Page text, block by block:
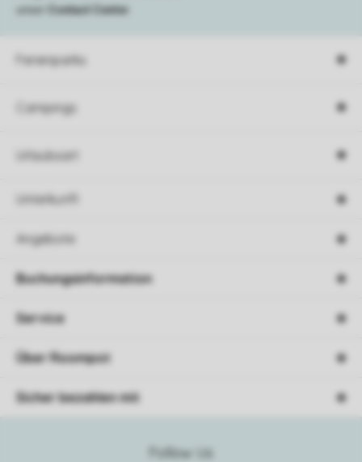
Ferienparks
Campings
Urlaubsart
Unterkunft
Angebote
unser
Contact Center
Follow Us
Buchungsinformation
Service
Über Roompot
Sicher bezahlen mit